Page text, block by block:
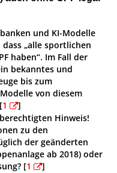
und KI-Modelle
„alle sportlichen
haben“. Im Fall der
bekanntes und
bis zum
von diesem
1
]
Hinweis!
zu den
der geänderten
ab 2018) oder
[1 ]